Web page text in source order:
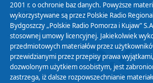
Biuletyn Informacji Publicznej
2001 r. o ochronie baz danych. Powyższe
wykorzystywane są przez Polskie Radio
Bydgoszczy „Polskie Radio Pomorza i Kujaw”
stosownej umowy licencyjnej. Jakiekolwiek
przedmiotowych materiałów przez
przewidzianymi przez przepisy prawa
dozwolonym użytkiem osobistym, jest
zastrzega, iż dalsze rozpowszechnianie